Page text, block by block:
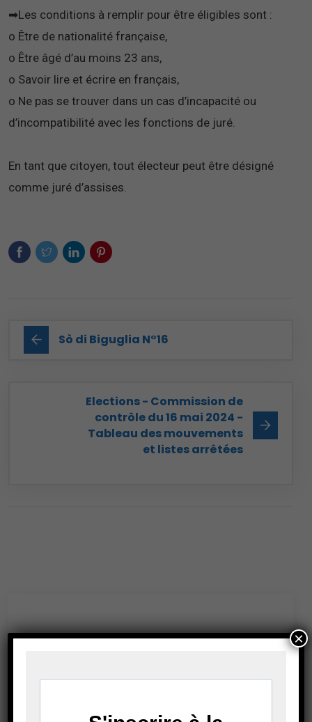
➡Les conditions à remplir pour être éligibles sont :
o Être de nationalité française,
o Être âgé d’au moins 23 ans,
o Savoir lire et écrire en français,
o Ne pas se trouver dans un cas d’incapacité ou
d’incompatibilité avec les fonctions de juré.
En tant que citoyen, tout électeur peut être désigné
comme juré d’assises.
Sò di Biguglia N°16
Elections - Commission de
contrôle du 16 mai 2024 -
Tableau des mouvements
et listes arrêtées
Leave a Reply
Required fields are marked*
×